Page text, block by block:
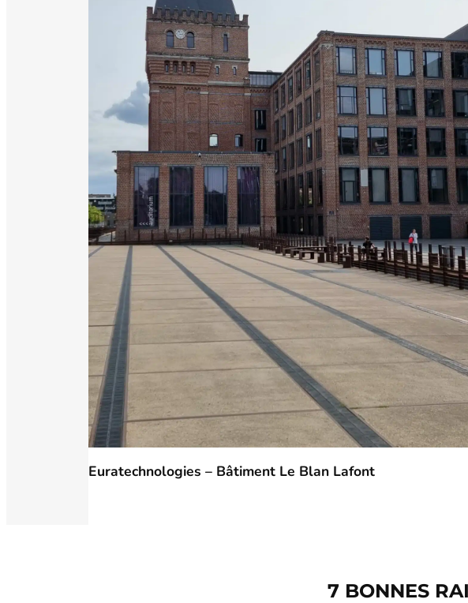
Euratechnologies – Bâtiment Le Blan Lafont
7 BONNES